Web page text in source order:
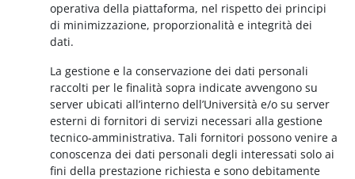
operativa della piattaforma, nel rispetto dei principi
di minimizzazione, proporzionalità e integrità dei
dati.
La gestione e la conservazione dei dati personali
raccolti per le finalità sopra indicate avvengono su
server ubicati all’interno dell’Università e/o su server
esterni di fornitori di servizi necessari alla gestione
tecnico-amministrativa. Tali fornitori possono venire a
conoscenza dei dati personali degli interessati solo ai
fini della prestazione richiesta e sono debitamente